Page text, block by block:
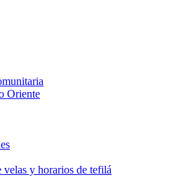
Oriente
velas y horarios de tefilá